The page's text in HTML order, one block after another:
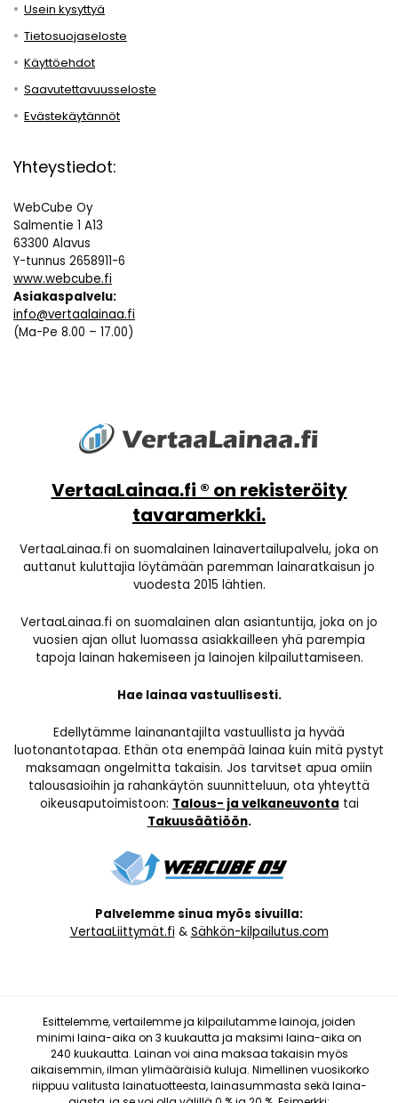
Usein kysyttyä
Tietosuojaseloste
Käyttöehdot
Saavutettavuusseloste
Evästekäytännöt
Yhteystiedot:
WebCube Oy
Salmentie 1 A13
63300 Alavus
Y-tunnus 2658911-6
www.webcube.fi
Asiakaspalvelu:
info@vertaalainaa.fi
(Ma-Pe 8.00 – 17.00)
VertaaLainaa.fi ® on rekisteröity
tavaramerkki.
VertaaLainaa.fi on suomalainen lainavertailupalvelu, joka on
auttanut kuluttajia löytämään paremman lainaratkaisun jo
vuodesta 2015 lähtien.
VertaaLainaa.fi on suomalainen alan asiantuntija, joka on jo
vuosien ajan ollut luomassa asiakkailleen yhä parempia
tapoja lainan hakemiseen ja lainojen kilpailuttamiseen.
Hae lainaa vastuullisesti.
Edellytämme lainanantajilta vastuullista ja hyvää
luotonantotapaa. Ethän ota enempää lainaa kuin mitä pystyt
maksamaan ongelmitta takaisin. Jos tarvitset apua omiin
talousasioihin ja rahankäytön suunnitteluun, ota yhteyttä
oikeusaputoimistoon: Talous- ja velkaneuvonta tai
Takuusäätiöön.
Palvelemme sinua myös sivuilla:
VertaaLiittymät.fi & Sähkön-kilpailutus.com
Esittelemme, vertailemme ja kilpailutamme lainoja, joiden
minimi laina-aika on 3 kuukautta ja maksimi laina-aika on
240 kuukautta. Lainan voi aina maksaa takaisin myös
aikaisemmin, ilman ylimääräisiä kuluja. Nimellinen vuosikorko
riippuu valitusta lainatuotteesta, lainasummasta sekä laina-